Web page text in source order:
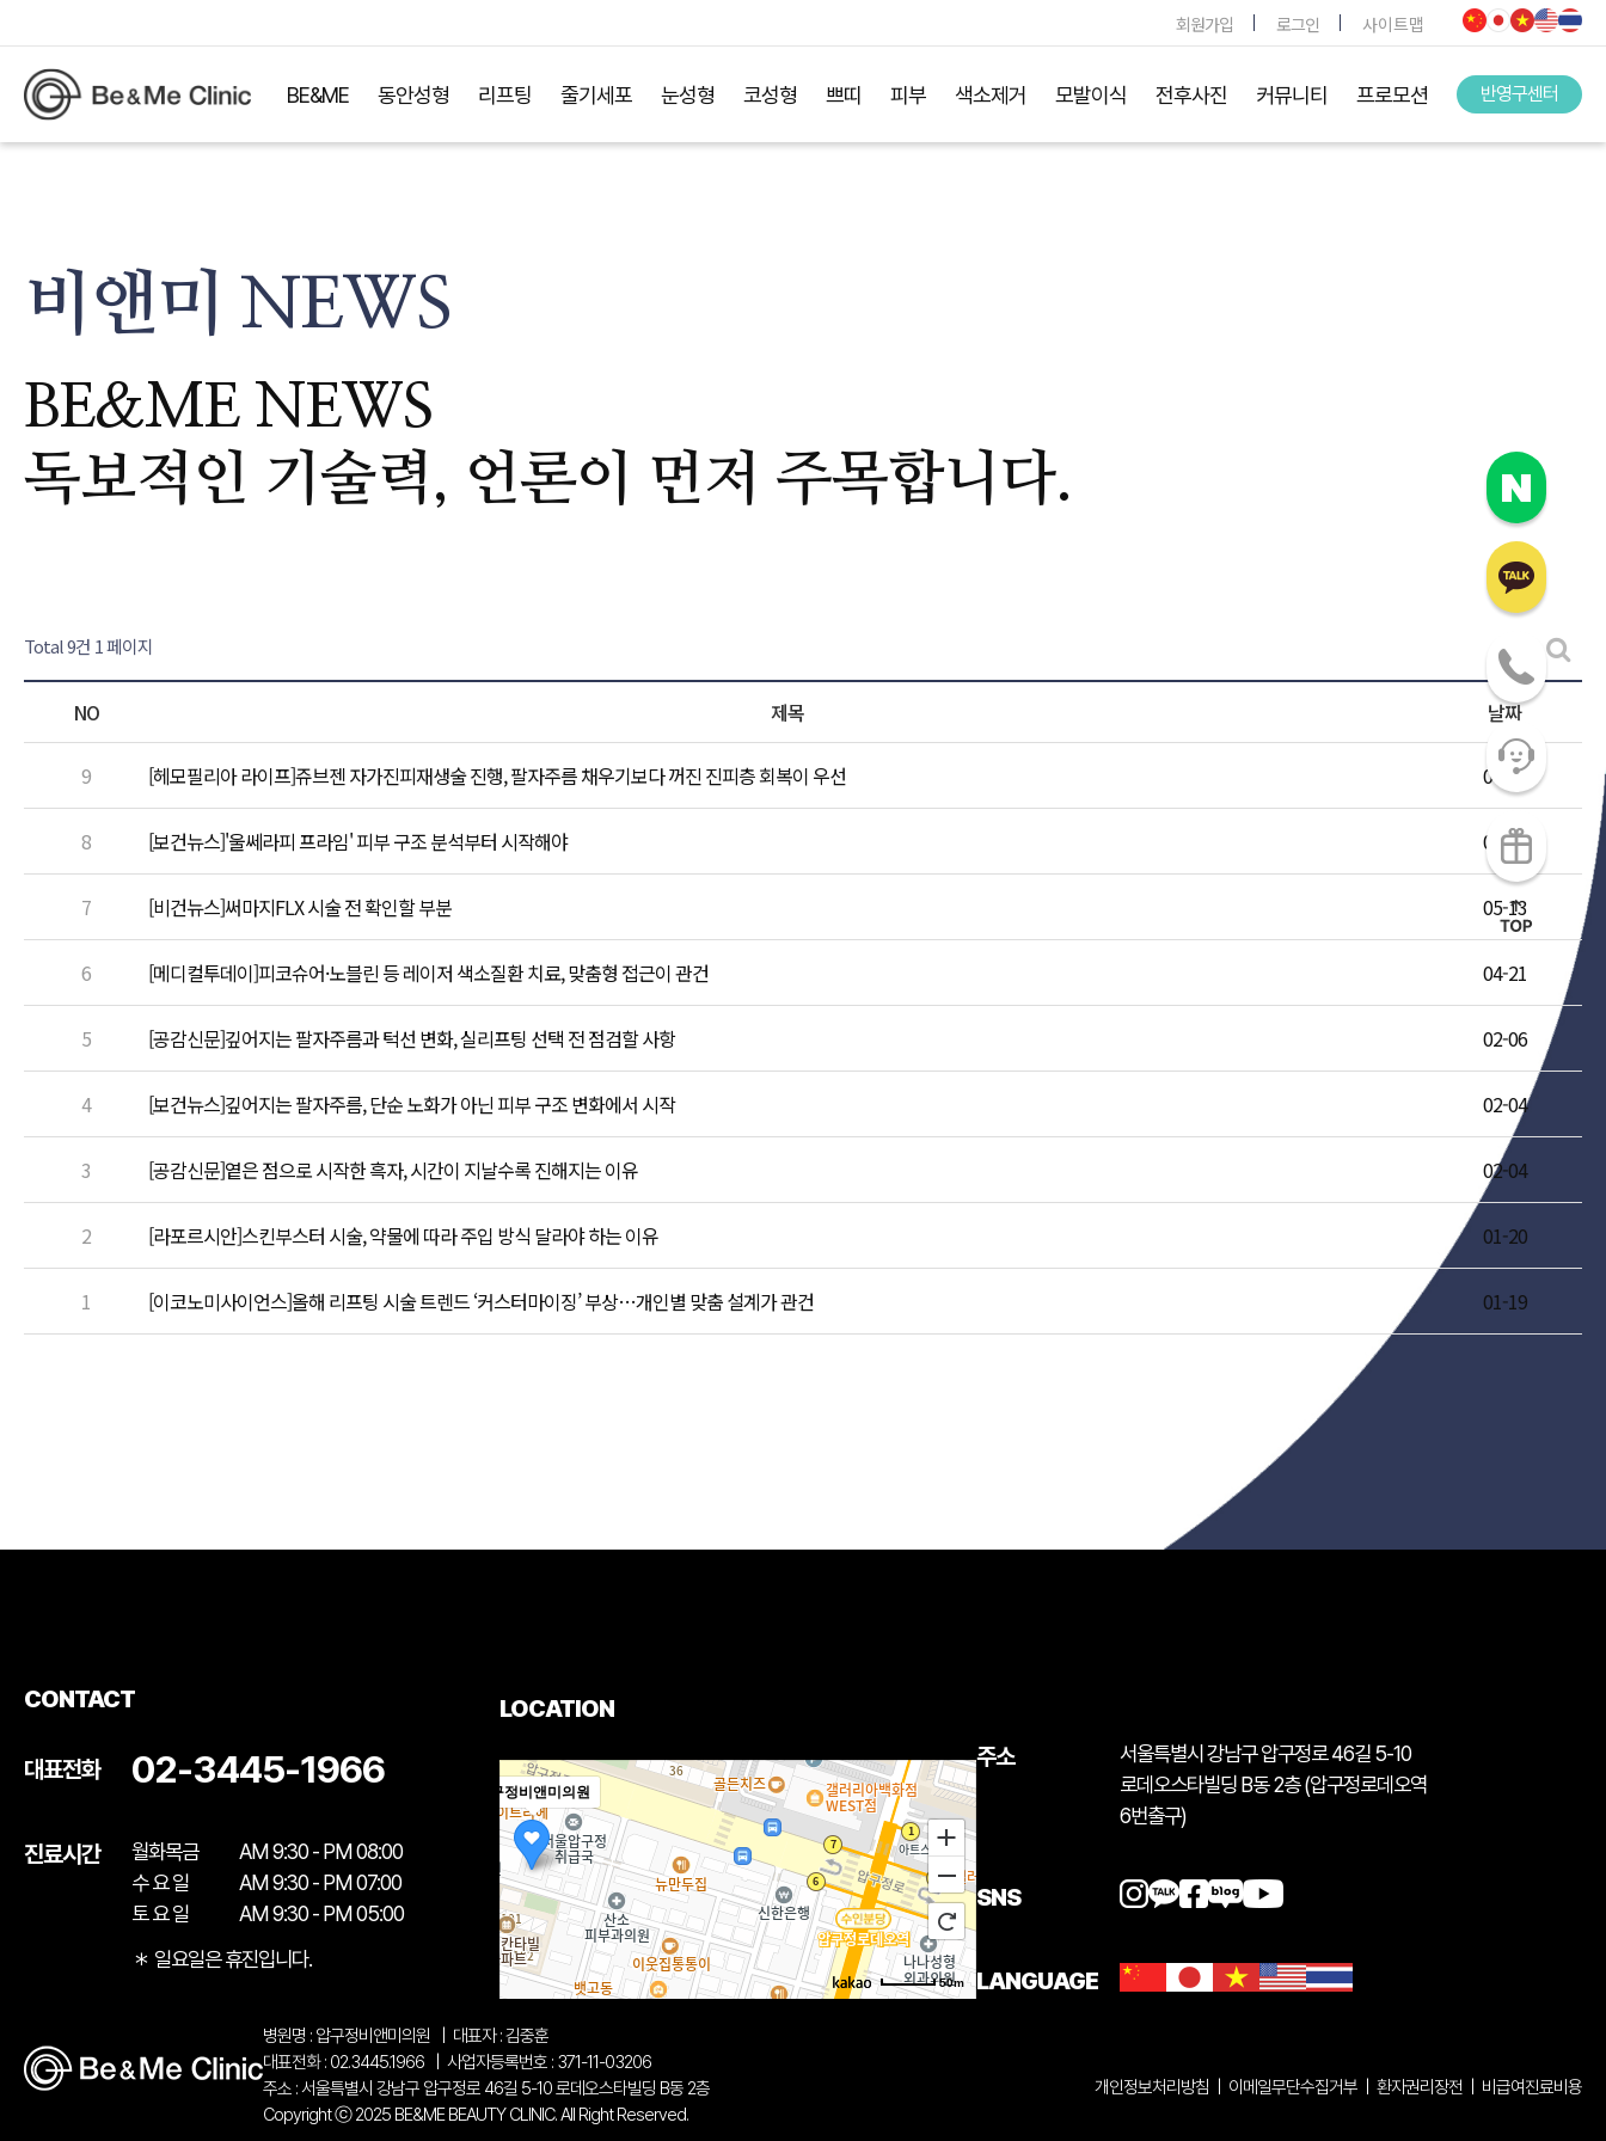
회원가입 로그인 사이트맵
BE&ME 동안성형 리프팅 줄기세포 눈성형 코성형 쁘띠 피부 색소제거 모발이식 전후사진 커뮤니티 프로모션 반영구센터
비앤미 NEWS
BE&ME NEWS
독보적인 기술력, 언론이 먼저 주목합니다.
Total 9건 1 페이지
NO 제목 날짜
9 [헤모필리아 라이프]쥬브젠 자가진피재생술 진행, 팔자주름 채우기보다 꺼진 진피층 회복이 우선 07-24
8 [보건뉴스]'울쎄라피 프라임' 피부 구조 분석부터 시작해야 06-16
7 [비건뉴스]써마지FLX 시술 전 확인할 부분 05-13
6 [메디컬투데이]피코슈어·노블린 등 레이저 색소질환 치료, 맞춤형 접근이 관건 04-21
5 [공감신문]깊어지는 팔자주름과 턱선 변화, 실리프팅 선택 전 점검할 사항 02-06
4 [보건뉴스]깊어지는 팔자주름, 단순 노화가 아닌 피부 구조 변화에서 시작 02-04
3 [공감신문]옅은 점으로 시작한 흑자, 시간이 지날수록 진해지는 이유 02-04
2 [라포르시안]스킨부스터 시술, 약물에 따라 주입 방식 달라야 하는 이유 01-20
1 [이코노미사이언스]올해 리프팅 시술 트렌드 ‘커스터마이징’ 부상…개인별 맞춤 설계가 관건 01-19
CONTACT
대표전화 02-3445-1966
진료시간 월화목금
AM 9:30 - PM 08:00
수 요 일
AM 9:30 - PM 07:00
토 요 일
AM 9:30 - PM 05:00
＊ 일요일은 휴진입니다.
LOCATION
압구정비앤미의원
50m
주소
서울특별시 강남구 압구정로 46길 5-10
로데오스타빌딩 B동 2층 (압구정로데오역
6번출구)
SNS
LANGUAGE
병원명 : 압구정비앤미의원
대표자 : 김중훈
대표전화 : 02.3445.1966
사업자등록번호 : 371-11-03206
주소 : 서울특별시 강남구 압구정로 46길 5-10 로데오스타빌딩 B동 2층
Copyright ⓒ 2025 BE&ME BEAUTY CLINIC. All Right Reserved.
개인정보처리방침 이메일무단수집거부 환자권리장전 비급여진료비용